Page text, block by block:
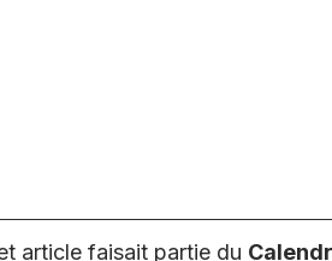
article faisait partie du